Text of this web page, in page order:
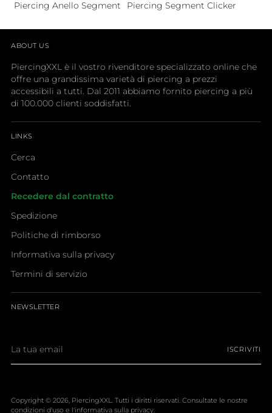
Piercing Anello Segment Piercing Segment Clicker
ABOUT US
PiercingXXL è il vostro rivenditore specializzato online che
offre una grandissima varietà di piercing a prezzi
accessibili a tutti. Dal 2011 abbiamo fornito piercing a più
di 100.000 clienti soddisfatti.
LINKS
Cerca
Contatto
Recedere dal contratto
Spedizione
Politiche di rimborso
Informativa sulla privacy
Termini di servizio
NEWSLETTER
tua
email
ISCRIVITI
Copyright © 2026, PiercingXXL. Tutti i diritti riservati. Consultate le nostre
condizioni d'uso e l'informativa sulla privacy.